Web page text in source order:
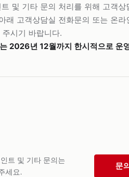
및 기타 문의 처리를 위해 고객상
래 고객상담실 전화문의 또는 온라
주시기 바랍니다.
2026년 12월까지 한시적으로 운
트 및 기타 문의는
세요.
문